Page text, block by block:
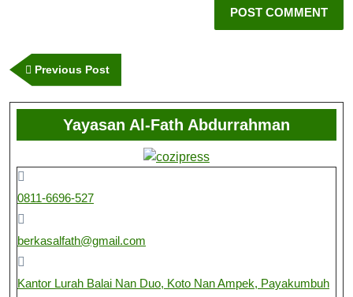
Previous Post
Yayasan Al-Fath Abdurrahman
0811-6696-527
berkasalfath@gmail.com
Kantor Lurah Balai Nan Duo, Koto Nan Ampek, Payakumbuh